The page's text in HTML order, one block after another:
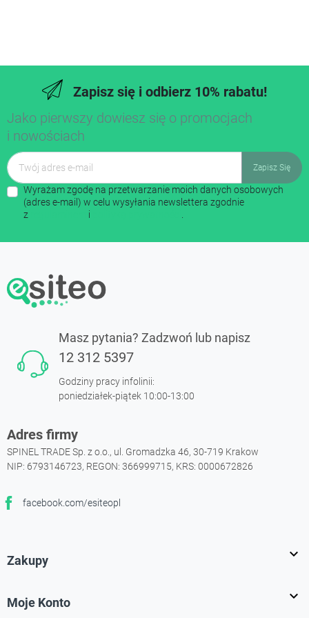
Zapisz się i odbierz 10% rabatu!
Jako pierwszy dowiesz się o promocjach
i nowościach
Wyrażam zgodę na przetwarzanie moich danych osobowych
(adres e-mail) w celu wysyłania newslettera zgodnie
z
i
Masz pytania? Zadzwoń lub napisz
12 312 5397
Godziny pracy infolinii:
poniedziałek-piątek 10:00-13:00
Adres firmy
SPINEL TRADE Sp. z o.o., ul. Gromadzka 46, 30-719 Krakow
NIP: 6793146723, REGON: 366999715, KRS: 0000672826
facebook.com/esiteopl
Facebook
Zakupy 
Moje Konto 